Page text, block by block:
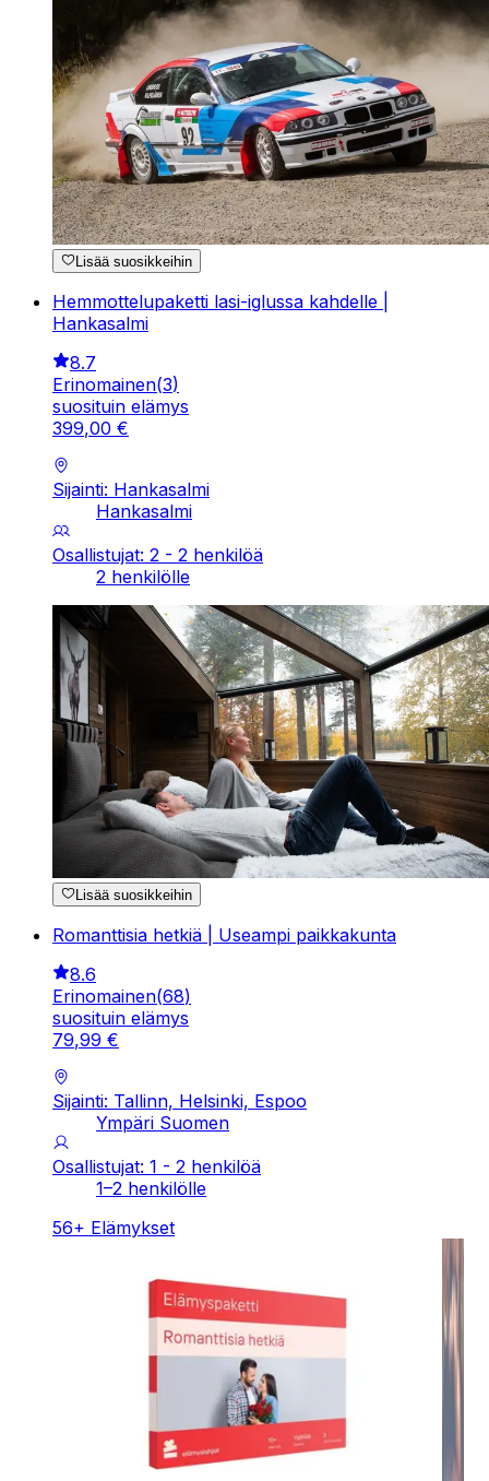
Lisää suosikkeihin
Hemmottelupaketti lasi-iglussa kahdelle |
Hankasalmi
8.7
Erinomainen(3)
suosituin elämys
399,00 €
Sijainti: Hankasalmi
Hankasalmi
Osallistujat: 2 - 2 henkilöä
2 henkilölle
Lisää suosikkeihin
Romanttisia hetkiä | Useampi paikkakunta
8.6
Erinomainen(68)
suosituin elämys
79,99 €
Sijainti: Tallinn, Helsinki, Espoo
Ympäri Suomen
Osallistujat: 1 - 2 henkilöä
1–2 henkilölle
56+ Elämykset